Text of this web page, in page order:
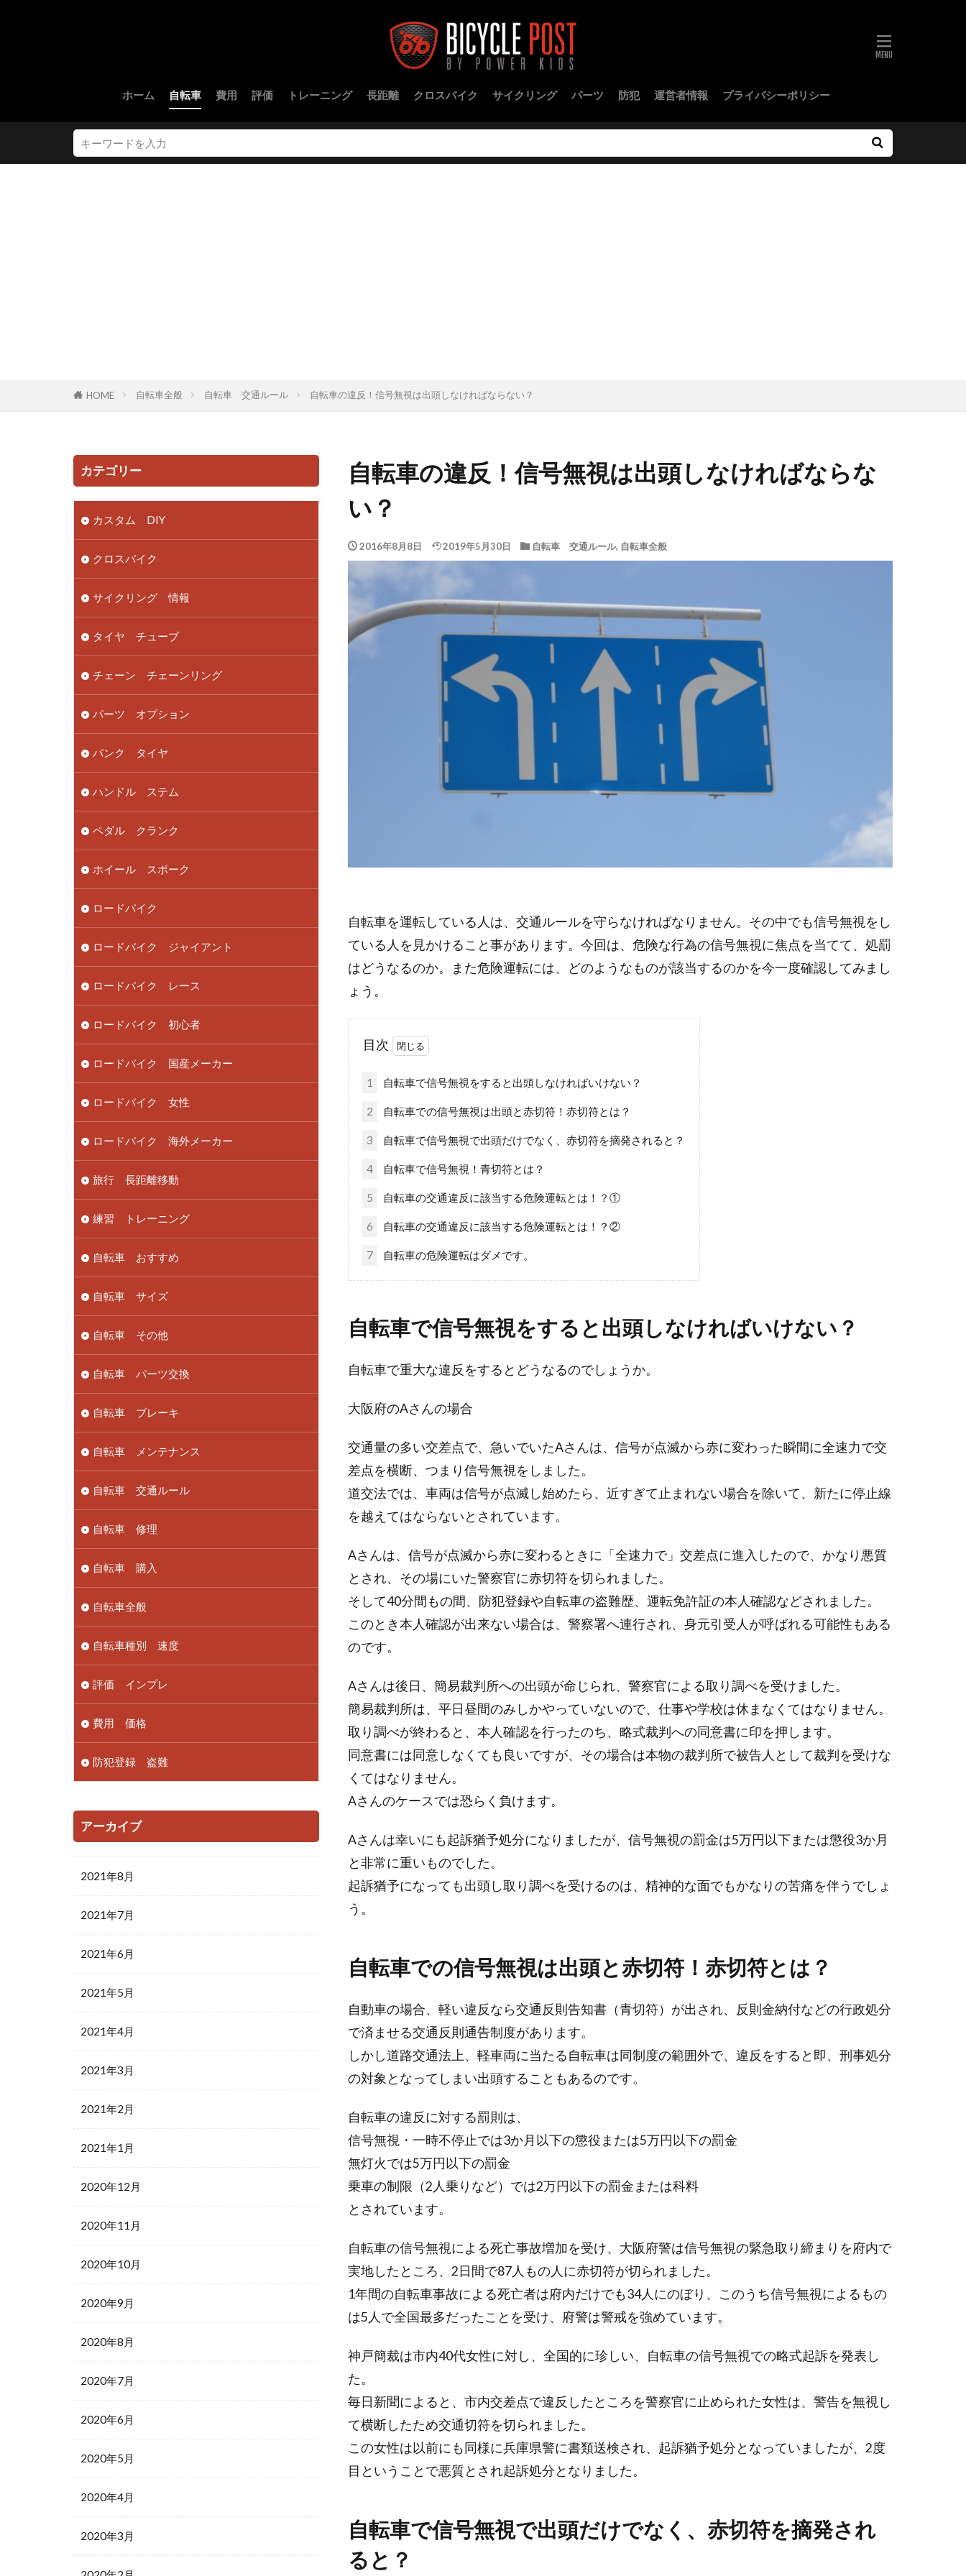
ホーム 自転車 費用 評価 トレーニング 長距離 クロスバイク サイクリング パーツ 防犯 運営者情報 プライバシーポリシー
HOME 自転車全般 自転車 交通ルール 自転車の違反！信号無視は出頭しなければならない？
自転車の違反！信号無視は出頭しなければならな
い？
2016年8月8日 2019年5月30日 自転車 交通ルール, 自転車全般
自転車を運転している人は、交通ルールを守らなければなりません。その中でも信号無視をし
ている人を見かけること事があります。今回は、危険な行為の信号無視に焦点を当てて、処罰
はどうなるのか。また危険運転には、どのようなものが該当するのかを今一度確認してみまし
ょう。
目次
1 自転車で信号無視をすると出頭しなければいけない？
2 自転車での信号無視は出頭と赤切符！赤切符とは？
3 自転車で信号無視で出頭だけでなく、赤切符を摘発されると？
4 自転車で信号無視！青切符とは？
5 自転車の交通違反に該当する危険運転とは！？①
6 自転車の交通違反に該当する危険運転とは！？②
7 自転車の危険運転はダメです。
自転車で信号無視をすると出頭しなければいけない？
自転車で重大な違反をするとどうなるのでしょうか。
大阪府のAさんの場合
交通量の多い交差点で、急いでいたAさんは、信号が点滅から赤に変わった瞬間に全速力で交
差点を横断、つまり信号無視をしました。
道交法では、車両は信号が点滅し始めたら、近すぎて止まれない場合を除いて、新たに停止線
を越えてはならないとされています。
Aさんは、信号が点滅から赤に変わるときに「全速力で」交差点に進入したので、かなり悪質
とされ、その場にいた警察官に赤切符を切られました。
そして40分間もの間、防犯登録や自転車の盗難歴、運転免許証の本人確認などされました。
このとき本人確認が出来ない場合は、警察署へ連行され、身元引受人が呼ばれる可能性もある
のです。
Aさんは後日、簡易裁判所への出頭が命じられ、警察官による取り調べを受けました。
簡易裁判所は、平日昼間のみしかやっていないので、仕事や学校は休まなくてはなりません。
取り調べが終わると、本人確認を行ったのち、略式裁判への同意書に印を押します。
同意書には同意しなくても良いですが、その場合は本物の裁判所で被告人として裁判を受けな
くてはなりません。
Aさんのケースでは恐らく負けます。
Aさんは幸いにも起訴猶予処分になりましたが、信号無視の罰金は5万円以下または懲役3か月
と非常に重いものでした。
起訴猶予になっても出頭し取り調べを受けるのは、精神的な面でもかなりの苦痛を伴うでしょ
う。
自転車での信号無視は出頭と赤切符！赤切符とは？
自動車の場合、軽い違反なら交通反則告知書（青切符）が出され、反則金納付などの行政処分
で済ませる交通反則通告制度があります。
しかし道路交通法上、軽車両に当たる自転車は同制度の範囲外で、違反をすると即、刑事処分
の対象となってしまい出頭することもあるのです。
自転車の違反に対する罰則は、
信号無視・一時不停止では3か月以下の懲役または5万円以下の罰金
無灯火では5万円以下の罰金
乗車の制限（2人乗りなど）では2万円以下の罰金または科料
とされています。
自転車の信号無視による死亡事故増加を受け、大阪府警は信号無視の緊急取り締まりを府内で
実地したところ、2日間で87人もの人に赤切符が切られました。
1年間の自転車事故による死亡者は府内だけでも34人にのぼり、このうち信号無視によるもの
は5人で全国最多だったことを受け、府警は警戒を強めています。
神戸簡裁は市内40代女性に対し、全国的に珍しい、自転車の信号無視での略式起訴を発表し
た。
毎日新聞によると、市内交差点で違反したところを警察官に止められた女性は、警告を無視し
て横断したため交通切符を切られました。
この女性は以前にも同様に兵庫県警に書類送検され、起訴猶予処分となっていましたが、2度
目ということで悪質とされ起訴処分となりました。
自転車で信号無視で出頭だけでなく、赤切符を摘発され
ると？
カテゴリー
カスタム DIY
クロスバイク
サイクリング 情報
タイヤ チューブ
チェーン チェーンリング
パーツ オプション
パンク タイヤ
ハンドル ステム
ペダル クランク
ホイール スポーク
ロードバイク
ロードバイク ジャイアント
ロードバイク レース
ロードバイク 初心者
ロードバイク 国産メーカー
ロードバイク 女性
ロードバイク 海外メーカー
旅行 長距離移動
練習 トレーニング
自転車 おすすめ
自転車 サイズ
自転車 その他
自転車 パーツ交換
自転車 ブレーキ
自転車 メンテナンス
自転車 交通ルール
自転車 修理
自転車 購入
自転車全般
自転車種別 速度
評価 インプレ
費用 価格
防犯登録 盗難
アーカイブ
2021年8月
2021年7月
2021年6月
2021年5月
2021年4月
2021年3月
2021年2月
2021年1月
2020年12月
2020年11月
2020年10月
2020年9月
2020年8月
2020年7月
2020年6月
2020年5月
2020年4月
2020年3月